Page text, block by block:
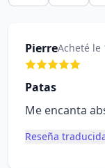
PierreAcheté le
Patas
Me encanta
Reseña